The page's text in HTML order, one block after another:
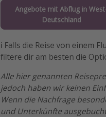
Angebote mit Abflug in
Deutschland
ℹ️ Falls die Reise von einem
filtere dir am besten die
Alle hier genannten
jedoch haben wir keinen
Wenn die Nachfrage
und Unterkünfte